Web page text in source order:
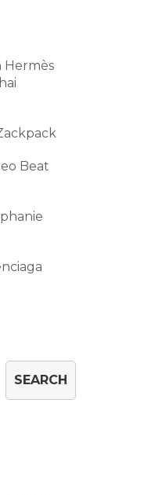
Hermès
Beat
SEARCH